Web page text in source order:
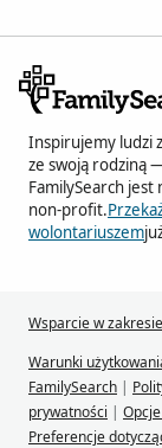
Inspirujemy ludzi z
ze swoją rodziną
FamilySearch
non-profit.
wolontariuszem
Wsparcie w
Warunki
FamilySearch |
prywatności |
Preferencje